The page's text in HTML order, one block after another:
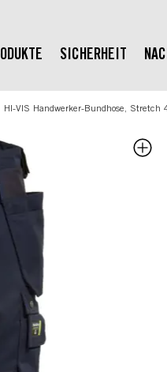
SICHERHEIT
HI-VIS Handwerker-Bundhose, Stretch